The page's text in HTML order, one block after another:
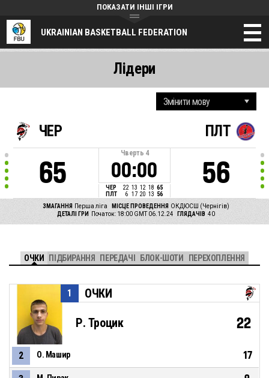
UKRAINIAN BASKETBALL FEDERATION
ПОКАЗАТИ ІНШІ ІГРИ
ЧЕР
65
Чверть 4
00:00
ЧЕР 22 13 12 18 65
ПЛТ
6 17 20 13 56
ПЛТ
56
ЗМАГАННЯ Перша ліга МІСЦЕ ПРОВЕДЕННЯ ОКДЮСШ (Чернiгiв)
ДЕТАЛІ ГРИ
Початок: 18:00 GMT 06.12.24 ГЛЯДАЧІВ 40
Лідери
ОЧКИ ПІДБИРАННЯ ПЕРЕДАЧІ БЛОК-ШОТИ ПЕРЕХОПЛЕННЯ
ОЧКИ
1
Р. Троцик 22
2 О. Машир 17